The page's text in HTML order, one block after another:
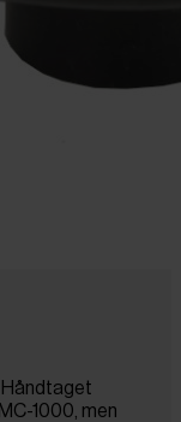
1000, men